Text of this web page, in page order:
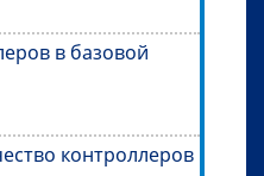
в базовой
контроллеров